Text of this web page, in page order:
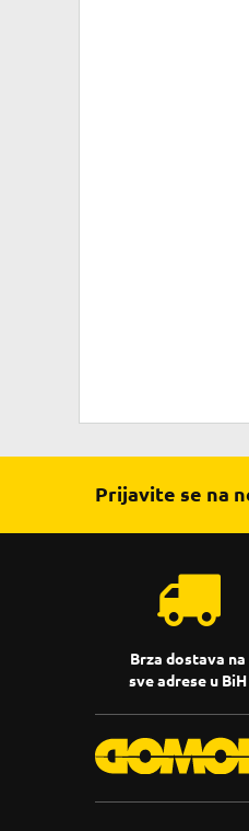
Prijavite se na
Brza dostava na
sve adrese u BiH